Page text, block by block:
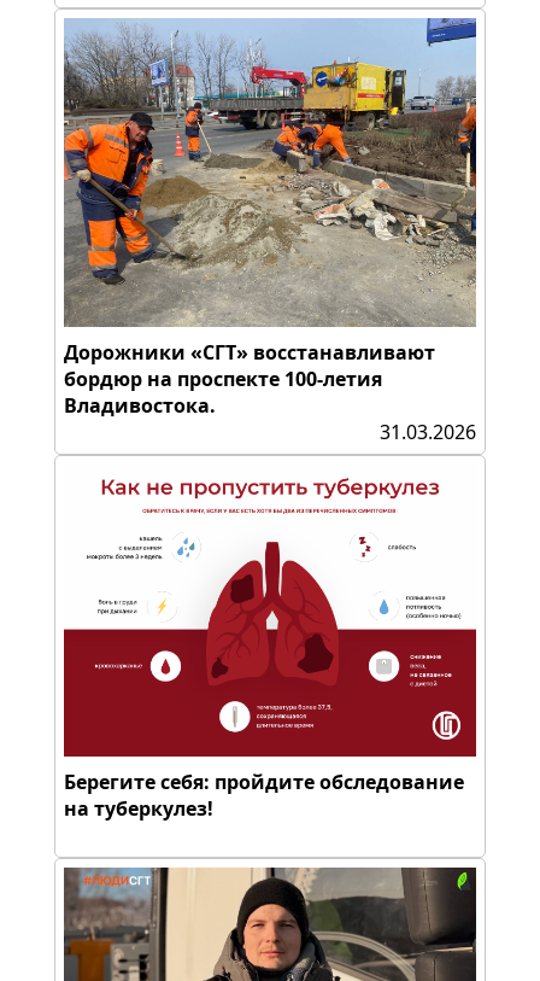
Дорожники «СГТ» восстанавливают
бордюр на проспекте 100-летия
Владивостока.
31.03.2026
Берегите себя: пройдите обследование
на туберкулез!